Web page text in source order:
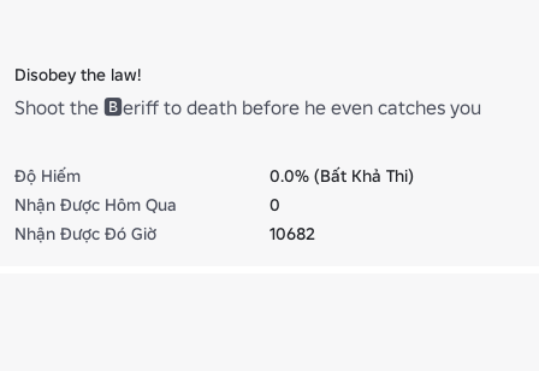
Disobey the law!
Shoot the 🅱eriff to death before he even catches you
Độ Hiếm
0.0% (Bất Khả Thi)
Nhận Được Hôm Qua
0
Nhận Được Đó Giờ
10682